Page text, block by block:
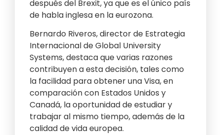
después del Brexit, ya que es el único país
de habla inglesa en la eurozona.
Bernardo Riveros, director de Estrategia
Internacional de Global University
Systems, destaca que varias razones
contribuyen a esta decisión, tales como
la facilidad para obtener una Visa, en
comparación con Estados Unidos y
Canadá, la oportunidad de estudiar y
trabajar al mismo tiempo, además de la
calidad de vida europea.